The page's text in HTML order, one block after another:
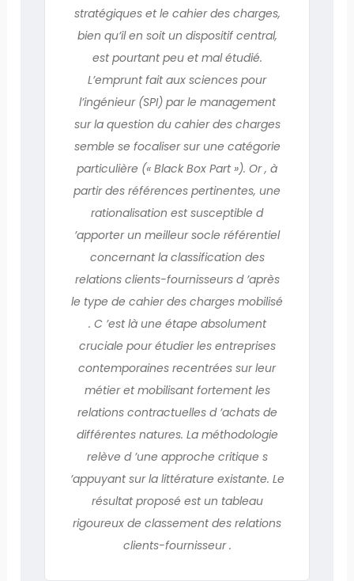
stratégiques et le cahier des charges,
bien qu’il en soit un dispositif central,
est pourtant peu et mal étudié.
L’emprunt fait aux sciences pour
l’ingénieur (SPI) par le management
sur la question du cahier des charges
semble se focaliser sur une catégorie
particulière (« Black Box Part »). Or , à
partir des références pertinentes, une
rationalisation est susceptible d
’apporter un meilleur socle référentiel
concernant la classification des
relations clients-fournisseurs d ’après
le type de cahier des charges mobilisé
. C ’est là une étape absolument
cruciale pour étudier les entreprises
contemporaines recentrées sur leur
métier et mobilisant fortement les
relations contractuelles d ’achats de
différentes natures. La méthodologie
relève d ’une approche critique s
’appuyant sur la littérature existante. Le
résultat proposé est un tableau
rigoureux de classement des relations
clients-fournisseur .